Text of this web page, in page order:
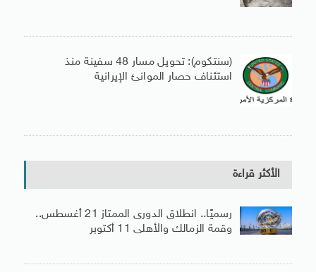
(سنتكوم): تحويل مسار 48 سفينة منذ
استئناف حصار الموانئ الإيرانية
الأكثر قراءة
رسميًا.. انطلاق الدورى الممتاز 21 أغسطس..
وقمة الزمالك والأهلى 11 أكتوبر